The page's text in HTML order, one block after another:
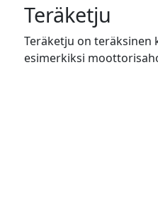
Teräketju
Teräketju on teräksinen
esimerkiksi